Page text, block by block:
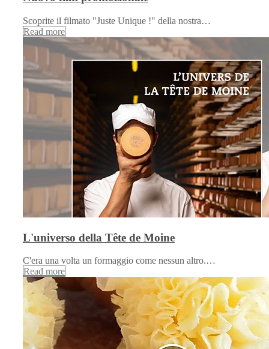
Scoprite il filmato "Juste Unique !" della nostra…
Read more
L'universo della Tête de Moine
C'era una volta un formaggio come nessun altro.…
Read more